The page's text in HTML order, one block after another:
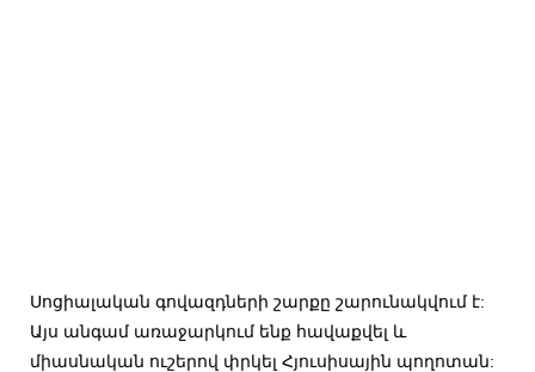
Սոցիալական գովազդների շարքը շարունակվում է:
Այս անգամ առաջարկում ենք հավաքվել և
միասնական ուշերով փրկել Հյուսիսային պողոտան: